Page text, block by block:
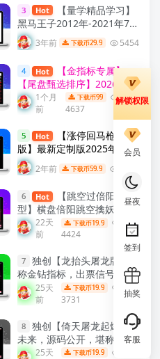
3 Hot
【量学精品学习】
黑马王子2012年-2021年7月
量学特训班全集精选 量学特
训学习教程
3年前 下载币29.9 5454
4 Hot
【金指标专属】
【尾盘甄选排序】2026年6
月新作，今买明卖，专为短
线交易者打造的尾盘战法系
统，信号全天不变 ! 成功率
高！可回测！【金指标系
列】
1个月
前
下载币99
4637
5 Hot
【涨停回马枪定制
版】最新定制版2025年 涨
停回马枪N字战法指标公式
强势股龙回头短线低吸全套
指标 主副图+选股 全套珍藏
定制版【涨停回马枪珍藏
版】
2年前 下载币59.9
6 Hot
【跳空过倍阳模
型】横盘倍阳跳空擒妖系统
主力启动信号，后市要大
涨，倍阳标记 + 压力虚线 主
副选股全套指标 助力捉妖！
【实战指标系列】
22天
前
下载币19.9
4424
7 独创【龙抬头屠龙版】堪
称金钻指标，出票信号少，
平均每日出2票，手机可
用，永久使用 无未来，源码
25天
前
下载币19.9
3731
8 独创【倚天屠龙起爆】无
未来，源码公开，堪称金钻
指标，出票信号少，平均每
25天
下载币19.9
解锁权限
会员
昼夜
签到
抽奖
客服